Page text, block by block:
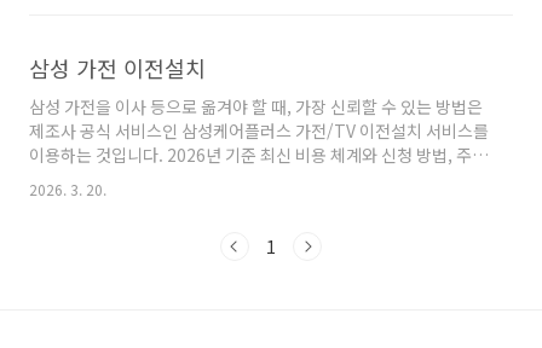
삼성 가전 이전설치
삼성 가전을 이사 등으로 옮겨야 할 때, 가장 신뢰할 수 있는 방법은
제조사 공식 서비스인 삼성케어플러스 가전/TV 이전설치 서비스를
이용하는 것입니다. 2026년 기준 최신 비용 체계와 신청 방법, 주의
사항을 정리해 드립니다.삼성케어플러스 이전설치 서비스 신청 방
법삼성은 가전 전문 설치 기사가 방문하여 철거부터 운송, 재설치까
페이지 내 삼성케어플러스 메뉴 또는 삼성전자서비스 홈페이지에
2026. 3. 20.
1